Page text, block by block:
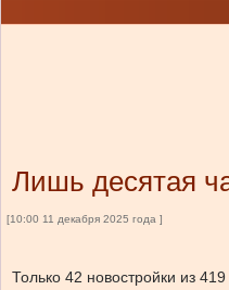
Лишь десятая
[10:00 11 декабря 2025 года ]
Только 42 новостройки из